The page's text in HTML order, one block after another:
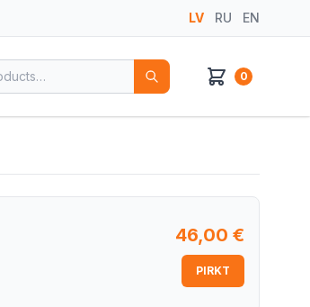
LV RU EN
0
46,00 €
PIRKT